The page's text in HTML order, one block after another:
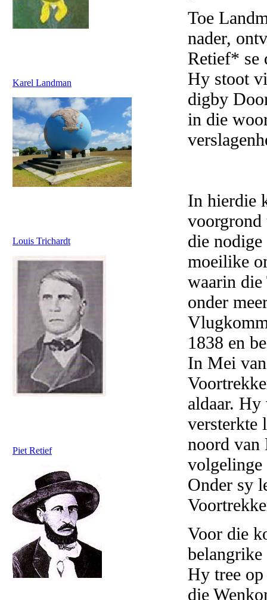
Karel Landman
Louis Trichardt
Piet Retief
Toe
nader,
Retief* se
Hy stoot
digby
in die
In hierdie
voorgrond
die
moeilike
waarin die
onder
1838 en
In Mei
aldaar. Hy
versterkte
noord van
volgelinge
Onder sy
Voor die
Hy tree
die